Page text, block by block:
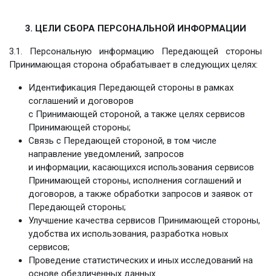
3. ЦЕЛИ СБОРА ПЕРСОНАЛЬНОЙ ИНФОРМАЦИИ
3.1. Персональную информацию Передающей стороны
Принимающая сторона обрабатывает в следующих целях:
Идентификация Передающей стороны в рамках
соглашений и договоров
с Принимающей стороной, а также целях сервисов
Принимающей стороны;
Связь с Передающей стороной, в том числе
направление уведомлений, запросов
и информации, касающихся использования сервисов
Принимающей стороны, исполнения соглашений и
договоров, а также обработки запросов и заявок от
Передающей стороны;
Улучшение качества сервисов Принимающей стороны,
удобства их использования, разработка новых
сервисов;
Проведение статистических и иных исследований на
основе обезличенных данных.